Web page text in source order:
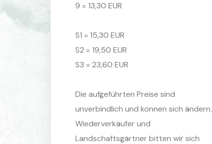
9 = 13,30 EUR
S1 = 15,30 EUR
S2 = 19,50 EUR
S3 = 23,60 EUR
Die aufgeführten Preise sind
unverbindlich und können sich ändern.
Wiederverkäufer und
Landschaftsgärtner bitten wir sich